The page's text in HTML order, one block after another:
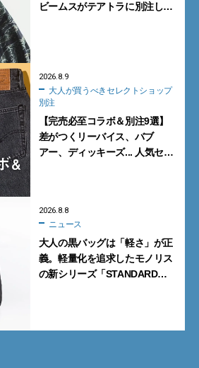
ビームスがテアトラに別注した
2026.8.9
別注
【完売必至コラボ＆別注9選】
差がつくリーバイス、バブ
アー、ディッキーズ... 人気セレ
2026.8.8
ニュース
大人の黒バッグは「軽さ」が正
義。軽量化を追求したモノリス
の新シリーズ「STANDARD